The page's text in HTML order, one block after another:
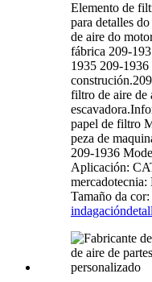
Elemento de
para detalles
de aire do
fábrica 209-
1935 209-1936
filtro de aire de
papel de filtro
peza de
209-1936
Aplicación:
Tamaño da
indagación